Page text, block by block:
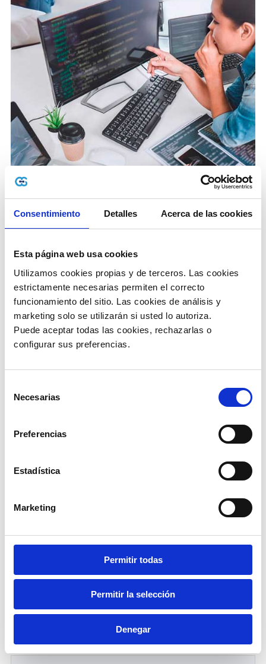
Consentimiento Detalles Acerca de las cookies
Esta página web usa cookies
Utilizamos cookies propias y de terceros. Las cookies
estrictamente necesarias permiten el correcto
funcionamiento del sitio. Las cookies de análisis y
marketing solo se utilizarán si usted lo autoriza.
Puede aceptar todas las cookies, rechazarlas o
configurar sus preferencias.
Necesarias
Preferencias
Estadística
Marketing
Permitir todas
Permitir la selección
Denegar
Características de
electrónicos
Funcionalidades que obtienes cuando
te Integras a Edoc